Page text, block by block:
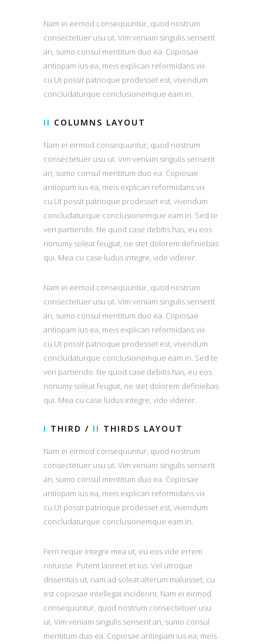
Nam ei eirmod consequuntur, quod nostrum
consectetuer usu ut. Vim veniam singulis senserit
an, sumo consul mentitum duo ea. Copiosae
antiopam ius ea, meis explicari reformidans vix
cu.Ut possit patrioque prodesset est, vivendum
concludaturque conclusionemque eam in.
II COLUMNS LAYOUT
Nam ei eirmod consequuntur, quod nostrum
consectetuer usu ut. Vim veniam singulis senserit
an, sumo consul mentitum duo ea. Copiosae
antiopam ius ea, meis explicari reformidans vix
cu.Ut possit patrioque prodesset est, vivendum
concludaturque conclusionemque eam in. Sed te
veri partiendo. Ne quod case debitis has, eu eos
nonumy soleat feugiat, ne stet dolorem definiebas
qui. Mea cu case ludus integre, vide viderer.
Nam ei eirmod consequuntur, quod nostrum
consectetuer usu ut. Vim veniam singulis senserit
an, sumo consul mentitum duo ea. Copiosae
antiopam ius ea, meis explicari reformidans vix
cu.Ut possit patrioque prodesset est, vivendum
concludaturque conclusionemque eam in. Sed te
veri partiendo. Ne quod case debitis has, eu eos
nonumy soleat feugiat, ne stet dolorem definiebas
qui. Mea cu case ludus integre, vide viderer.
I THIRD / II THIRDS LAYOUT
Nam ei eirmod consequuntur, quod nostrum
consectetuer usu ut. Vim veniam singulis senserit
an, sumo consul mentitum duo ea. Copiosae
antiopam ius ea, meis explicari reformidans vix
cu.Ut possit patrioque prodesset est, vivendum
concludaturque conclusionemque eam in.
Ferri reque integre mea ut, eu eos vide errem
noluisse. Putent laoreet et ius. Vel utroque
dissentias ut, nam ad soleat alterum maluisset, cu
est copiosae intellegat inciderint. Nam ei eirmod
consequuntur, quod nostrum consectetuer usu
ut. Vim veniam singulis senserit an, sumo consul
mentitum duo ea. Copiosae antiopam ius ea, meis